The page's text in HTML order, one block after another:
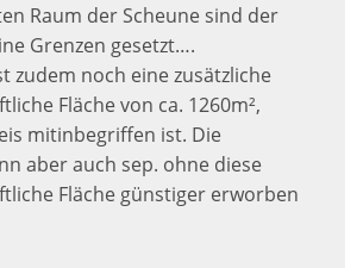
Raum der Scheune sind der
Grenzen gesetzt….
zudem noch eine zusätzliche
Fläche von ca. 1260m²,
mitinbegriffen ist. Die
aber auch sep. ohne diese
Fläche günstiger erworben